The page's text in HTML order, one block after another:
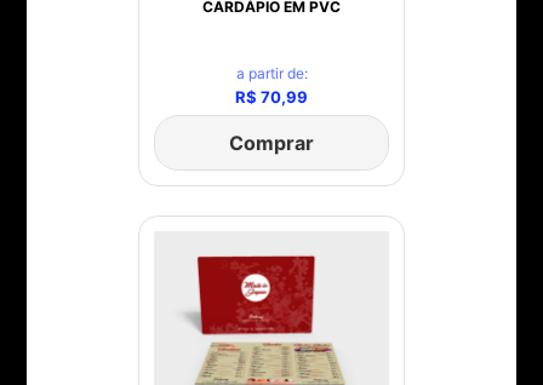
CARDÁPIO EM PVC
a partir de:
R$ 70,99
Comprar